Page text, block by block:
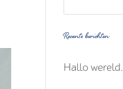
Recente berichten
Hallo wereld.